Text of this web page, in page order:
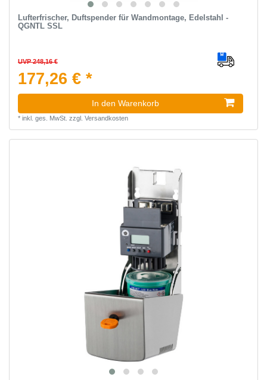
Lufterfrischer, Duftspender für Wandmontage, Edelstahl -
QGNTL SSL
UVP 248,16 €
177,26 € *
In den Warenkorb
* inkl. ges. MwSt. zzgl. Versandkosten